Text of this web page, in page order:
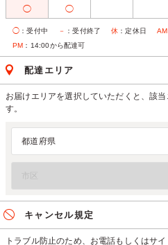
◯ ◯
◯ ：受付中 － ：受付終了 休 ：定休日 AM
PM ：14:00から配達可
配達エリア
お届けエリアを選択していただくと、該
す。
キャンセル規定
トラブル防止のため、お電話もしくはサ